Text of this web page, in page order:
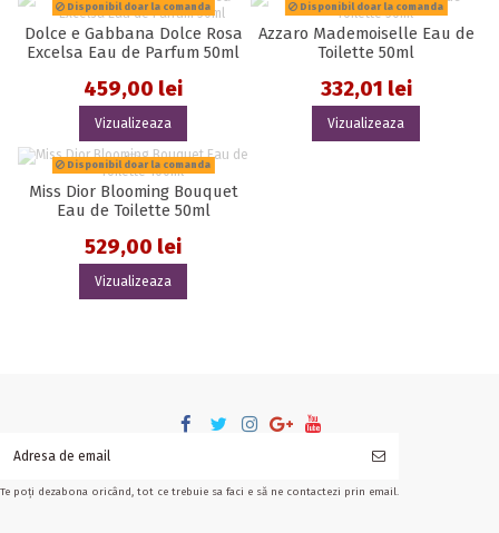
Disponibil doar la comanda
Dolce e Gabbana Dolce Rosa
Excelsa Eau de Parfum 50ml
459,00 lei
Vizualizeaza
Disponibil doar la comanda
Azzaro Mademoiselle Eau de
Toilette 50ml
332,01 lei
Vizualizeaza
Disponibil doar la comanda
Miss Dior Blooming Bouquet
Eau de Toilette 50ml
529,00 lei
Vizualizeaza
Te poți dezabona oricând, tot ce trebuie sa faci e să ne contactezi prin email.